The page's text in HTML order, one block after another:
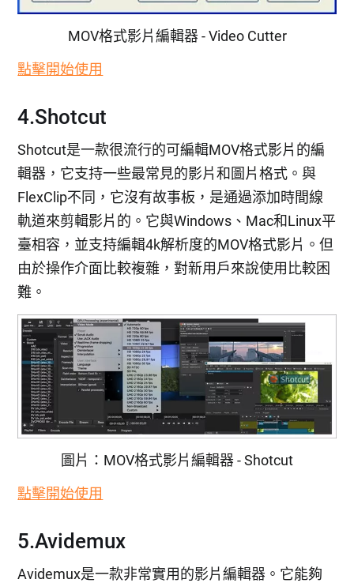
MOV格式影片編輯器 - Video Cutter
點擊開始使用
4.Shotcut
Shotcut是一款很流行的可編輯MOV格式影片的編
輯器，它支持一些最常見的影片和圖片格式。與
FlexClip不同，它沒有故事板，是通過添加時間線
軌道來剪輯影片的。它與Windows、Mac和Linux平
臺相容，並支持編輯4k解析度的MOV格式影片。但
由於操作介面比較複雜，對新用戶來說使用比較困
難。
圖片：MOV格式影片編輯器 - Shotcut
點擊開始使用
5.Avidemux
Avidemux是一款非常實用的影片編輯器。它能夠